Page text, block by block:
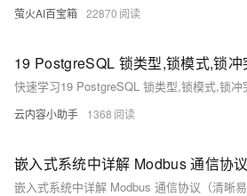
萤火AI百宝箱 22870
云内容小助手 1368
嵌入式系统中详解 Modbus 通信协议
嵌入式系统中详解 Modbus 通信协议（清晰易